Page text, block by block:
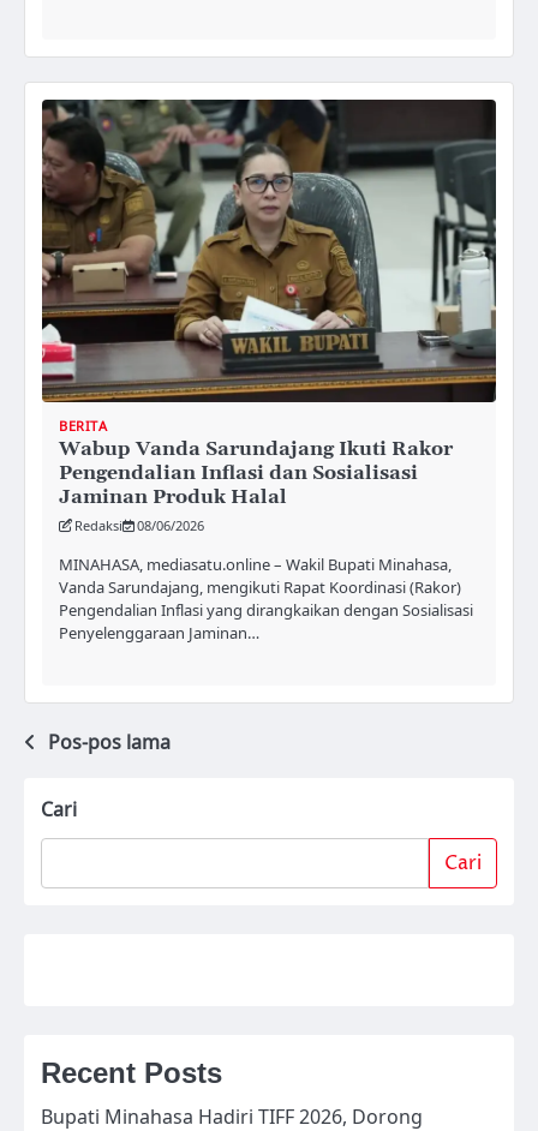
BERITA
Wabup Vanda Sarundajang Ikuti Rakor
Pengendalian Inflasi dan Sosialisasi
Jaminan Produk Halal
Redaksi 08/06/2026
MINAHASA, mediasatu.online – Wakil Bupati Minahasa,
Vanda Sarundajang, mengikuti Rapat Koordinasi (Rakor)
Pengendalian Inflasi yang dirangkaikan dengan Sosialisasi
Penyelenggaraan Jaminan…
Navigasi
Pos-pos lama
Cari
Cari
Recent Posts
Bupati Minahasa Hadiri TIFF 2026, Dorong